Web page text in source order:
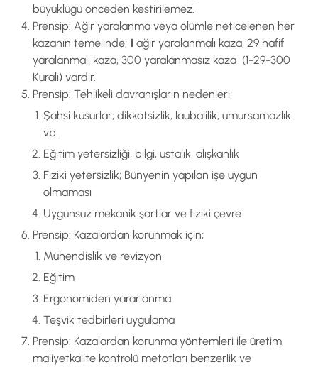
büyüklüğü önceden kestirilemez.
Prensip: Ağır yaralanma veya ölümle neticelenen her
kazanın temelinde; 1 ağır yaralanmalı kaza, 29 hafif
yaralanmalı kaza, 300 yaralanmasız kaza (1-29-300
Kuralı) vardır.
Prensip: Tehlikeli davranışların nedenleri;
Şahsi kusurlar; dikkatsizlik, laubalilik, umursamazlık
vb.
Eğitim yetersizliği, bilgi, ustalık, alışkanlık
Fiziki yetersizlik; Bünyenin yapılan işe uygun
olmaması
Uygunsuz mekanik şartlar ve fiziki çevre
Prensip: Kazalardan korunmak için;
Mühendislik ve revizyon
Eğitim
Ergonomiden yararlanma
Teşvik tedbirleri uygulama
Prensip: Kazalardan korunma yöntemleri ile üretim,
maliyetkalite kontrolü metotları benzerlik ve